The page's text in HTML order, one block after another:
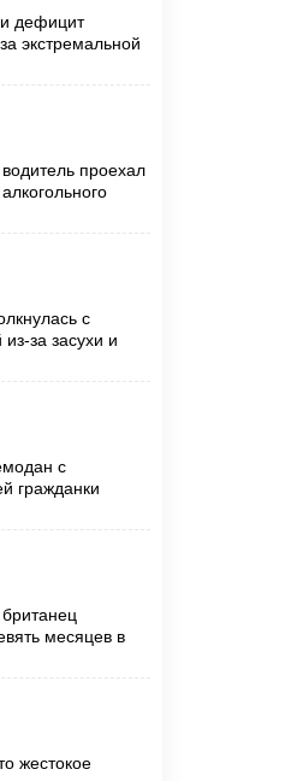
дефицит
экстремальной
проехал
с
за засухи и
с
гражданки
месяцев в
жестокое